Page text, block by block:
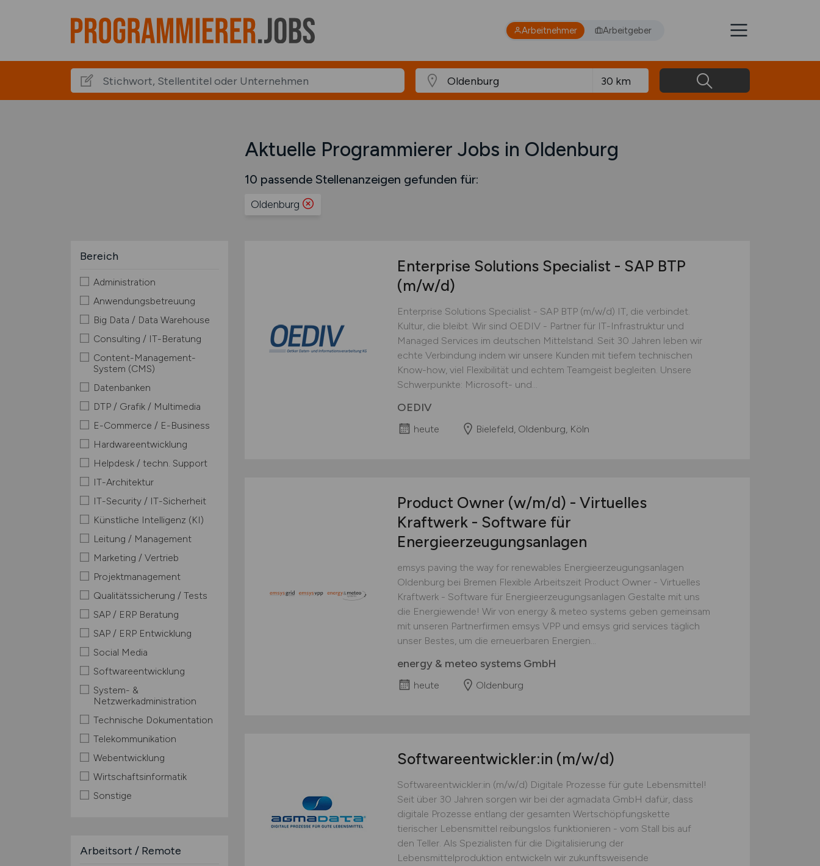
Arbeitnehmer Arbeitgeber
Aktuelle Programmierer Jobs in Oldenburg
10 passende Stellenanzeigen gefunden für:
Oldenburg
Bereich
Administration
Anwendungsbetreuung
Big Data / Data Warehouse
Consulting / IT-Beratung
Content-Management-
System (CMS)
Datenbanken
DTP / Grafik / Multimedia
E-Commerce / E-Business
Hardwareentwicklung
Helpdesk / techn. Support
IT-Architektur
IT-Security / IT-Sicherheit
Künstliche Intelligenz (KI)
Leitung / Management
Marketing / Vertrieb
Projektmanagement
Qualitätssicherung / Tests
SAP / ERP Beratung
SAP / ERP Entwicklung
Social Media
Softwareentwicklung
System- &
Netzwerkadministration
Technische Dokumentation
Telekommunikation
Webentwicklung
Wirtschaftsinformatik
Sonstige
Arbeitsort / Remote
Enterprise Solutions Specialist - SAP BTP
(m/w/d)
Enterprise Solutions Specialist - SAP BTP (m/w/d) IT, die verbindet.
Kultur, die bleibt. Wir sind OEDIV - Partner für IT-Infrastruktur und
Managed Services im deutschen Mittelstand. Seit 30 Jahren leben wir
echte Verbindung indem wir unsere Kunden mit tiefem technischen
Know-how, viel Flexibilität und echtem Teamgeist begleiten. Unsere
Schwerpunkte: Microsoft- und...
OEDIV
heute Bielefeld, Oldenburg, Köln
Product Owner (w/m/d) - Virtuelles
Kraftwerk - Software für
Energieerzeugungsanlagen
emsys paving the way for renewables Energieerzeugungsanlagen
Oldenburg bei Bremen Flexible Arbeitszeit Product Owner - Virtuelles
Kraftwerk - Software für Energieerzeugungsanlagen Gestalte mit uns
die Energiewende! Wir von energy & meteo systems geben gemeinsam
mit unseren Partnerfirmen emsys VPP und emsys grid services täglich
unser Bestes, um die erneuerbaren Energien...
energy & meteo systems GmbH
heute Oldenburg
Softwareentwickler:in (m/w/d)
Softwareentwickler:in (m/w/d) Digitale Prozesse für gute Lebensmittel!
Seit über 30 Jahren sorgen wir bei der agmadata GmbH dafür, dass
digitale Prozesse entlang der gesamten Wertschöpfungskette
tierischer Lebensmittel reibungslos funktionieren - vom Stall bis auf
den Teller. Als Spezialisten für die Digitalisierung der
Lebensmittelproduktion entwickeln wir zukunftsweisende